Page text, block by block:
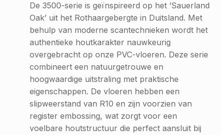
De 3500-serie is geïnspireerd op het ‘Sauerland
Oak’ uit het Rothaargebergte in Duitsland. Met
behulp van moderne scantechnieken wordt het
authentieke houtkarakter nauwkeurig
overgebracht op onze PVC-vloeren. Deze serie
combineert een natuurgetrouwe en
hoogwaardige uitstraling met praktische
eigenschappen. De vloeren hebben een
slipweerstand van R10 en zijn voorzien van
register embossing, wat zorgt voor een
voelbare houtstructuur die perfect aansluit bij